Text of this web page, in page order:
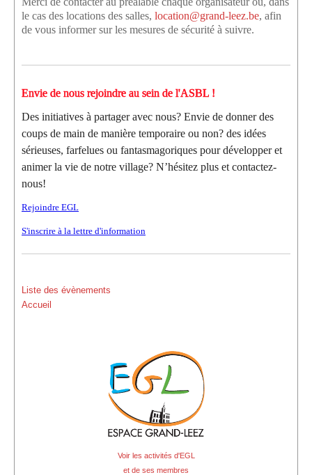
le cas des locations des salles, location@grand-leez.be, afin
de vous informer sur les mesures de sécurité à suivre.
Envie de nous rejoindre au sein de l'ASBL !
Des initiatives à partager avec nous? Envie de donner des
coups de main de manière temporaire ou non? des idées
sérieuses, farfelues ou fantasmagoriques pour développer et
animer la vie de notre village? N’hésitez plus et contactez-
nous!
Rejoindre EGL
S'inscrire à la lettre d'information
Liste des évènements
Accueil
Voir les activités d'EGL
et de ses membres